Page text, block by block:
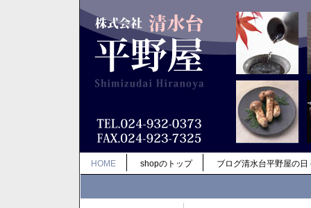
HOME shopのトップ ブログ清水台平野屋の日